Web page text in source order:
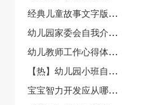
经典儿童故事文字版（通用13篇）
幼儿园家委会自我介绍合集6篇
幼儿教师工作心得体会【精选】
【热】幼儿园小班自我介绍
宝宝智力开发应从哪方面做起